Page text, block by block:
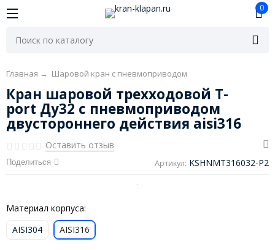
0
Главная → Шаровой кран с пневмоприводом
Кран шаровой трехходовой T-
port Ду32 с пневмоприводом
двустороннего действия aisi316
Оставить отзыв
Поделиться Артикул: KSHNMT316032-P2
Материал корпуса:
AISI304
AISI316